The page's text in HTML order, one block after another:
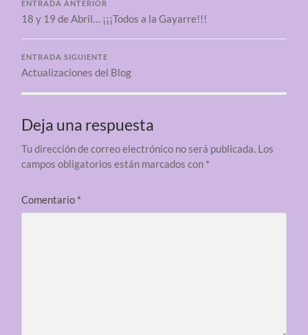
ENTRADA ANTERIOR
18 y 19 de Abril… ¡¡¡Todos a la Gayarre!!!
ENTRADA SIGUIENTE
Actualizaciones del Blog
Deja una respuesta
Tu dirección de correo electrónico no será publicada. Los
campos obligatorios están marcados con *
Comentario *